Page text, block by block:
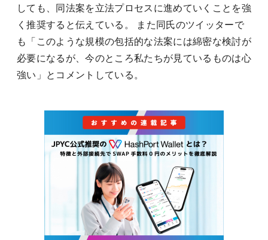
しても、同法案を立法プロセスに進めていくことを強
く推奨すると伝えている。 また同氏のツイッターで
も「このような規模の包括的な法案には綿密な検討が
必要になるが、今のところ私たちが見ているものは心
強い」とコメントしている。